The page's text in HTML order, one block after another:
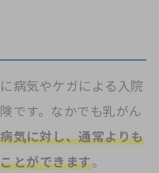
病気やケガによる入院
です。なかでも乳がん
気に対し、通常よりも
とができます。